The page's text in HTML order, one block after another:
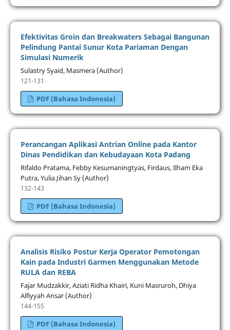
Efektivitas Groin dan Breakwaters Sebagai Bangunan
Pelindung Pantai Sunur Kota Pariaman Dengan
Simulasi Numerik
Sulastry Syaid, Masmera (Author)
121-131
PDF (Bahasa Indonesia)
Perancangan Aplikasi Antrian Online pada Kantor
Dinas Pendidikan dan Kebudayaan Kota Padang
Rifaldo Pratama, Febby Kesumaningtyas, Firdaus, Ilham Eka
Putra, Yulia Jihan Sy (Author)
132-143
PDF (Bahasa Indonesia)
Analisis Risiko Postur Kerja Operator Pemotongan
Kain pada Industri Garmen Menggunakan Metode
RULA dan REBA
Fajar Mudzakkir, Aziati Ridha Khairi, Kuni Masruroh, Dhiya
Alfiyyah Ansar (Author)
144-155
PDF (Bahasa Indonesia)